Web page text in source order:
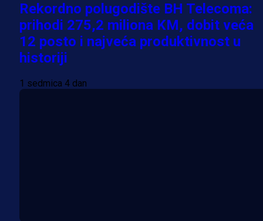
Rekordno polugodište BH Telecoma:
prihodi 275,2 miliona KM, dobit veća
12 posto i najveća produktivnost u
historiji
1 sedmica 4 dan